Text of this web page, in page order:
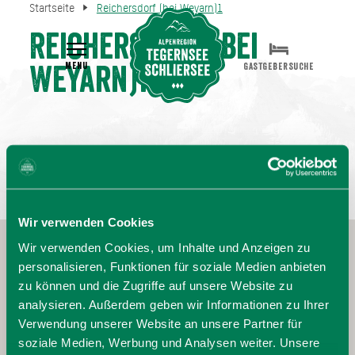
Wir verwenden Cookies
Wir verwenden Cookies, um Inhalte und Anzeigen zu
personalisieren, Funktionen für soziale Medien anbieten
zu können und die Zugriffe auf unsere Website zu
analysieren. Außerdem geben wir Informationen zu Ihrer
Verwendung unserer Website an unsere Partner für
soziale Medien, Werbung und Analysen weiter. Unsere
Startseite Reichersdorf (bei Weyarn)1
Reichersdorf (bei
Weyarn)1
MENU GASTGEBERSUCHE